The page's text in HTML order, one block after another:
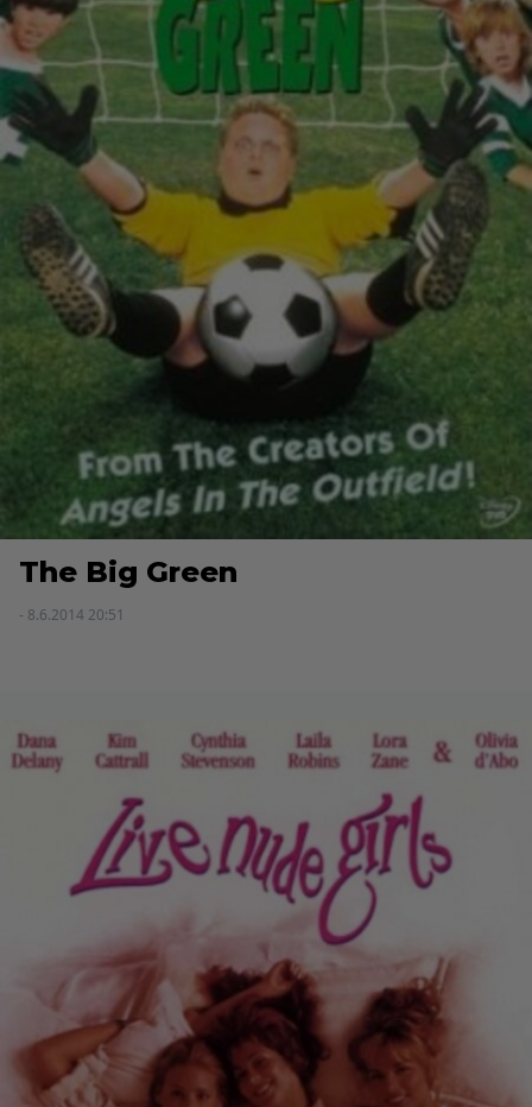
The Big Green
- 8.6.2014 20:51